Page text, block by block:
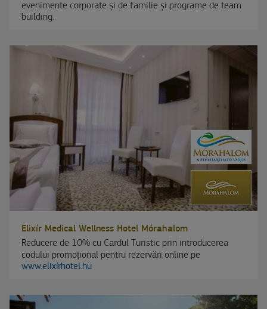
evenimente corporate și de familie și programe de team
building.
Elixír Medical Wellness Hotel Mórahalom
Reducere de 10% cu Cardul Turistic prin introducerea
codului promoțional pentru rezervări online pe
www.elixírhotel.hu